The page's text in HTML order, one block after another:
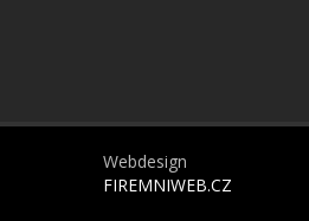
Webdesign
FIREMNIWEB.CZ